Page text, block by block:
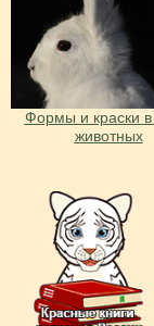
Формы и краски
животных